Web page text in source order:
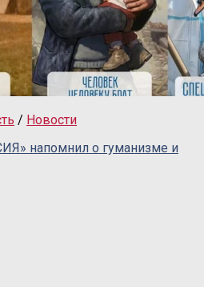
/ Новости
напомнил о гуманизме и